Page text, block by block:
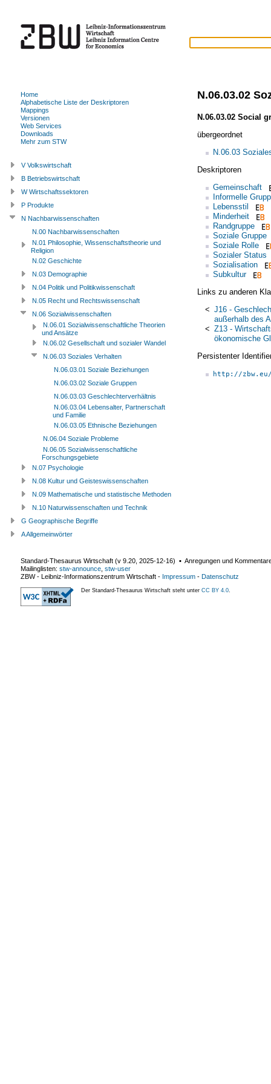
N.06.03.02
N.06.03.02 Social
übergeordnet
N.06.03
Deskriptoren
Gemeinschaft
Informelle
Lebensstil
Minderheit
Randgruppe
Soziale Gruppe
Soziale Rolle
Sozialer Status
Sozialisation
Subkultur
Links zu anderen
< J16 -
außerhalb des
< Z13 -
ökonomische
Persistenter
http://
Home
Alphabetische Liste der Deskriptoren
Mappings
Versionen
Web Services
Downloads
Mehr zum STW
V Volkswirtschaft
B Betriebswirtschaft
W Wirtschaftssektoren
P Produkte
N Nachbarwissenschaften
N.00 Nachbarwissenschaften
N.01 Philosophie, Wissenschaftstheorie und
Religion
N.02 Geschichte
N.03 Demographie
N.04 Politik und Politikwissenschaft
N.05 Recht und Rechtswissenschaft
N.06 Sozialwissenschaften
N.06.01 Sozialwissenschaftliche Theorien
und Ansätze
N.06.02 Gesellschaft und sozialer Wandel
N.06.03 Soziales Verhalten
N.06.03.01 Soziale Beziehungen
N.06.03.02 Soziale Gruppen
N.06.03.03 Geschlechterverhältnis
N.06.03.04 Lebensalter, Partnerschaft
und Familie
N.06.03.05 Ethnische Beziehungen
N.06.04 Soziale Probleme
N.06.05 Sozialwissenschaftliche
Forschungsgebiete
N.07 Psychologie
N.08 Kultur und Geisteswissenschaften
N.09 Mathematische und statistische Methoden
N.10 Naturwissenschaften und Technik
G Geographische Begriffe
A Allgemeinwörter
Standard-Thesaurus Wirtschaft (v 9.20 2025-12-16) ▪ Anregungen und
Mailinglisten: stw-announce stw-user
ZBW - Leibniz-Informationszentrum Wirtschaft - Impressum - Datenschutz
Der Standard-Thesaurus Wirtschaft steht unter CC BY 4.0